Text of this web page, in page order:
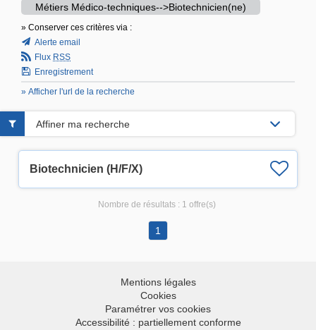
Métiers Médico-techniques-->Biotechnicien(ne)
» Conserver ces critères via :
Alerte email
Flux RSS
Enregistrement
» Afficher l'url de la recherche
Biotechnicien (H/F/X)
Affiner ma recherche
Nombre de résultats : 1 offre(s)
1
Mentions légales
Cookies
Paramétrer vos cookies
Accessibilité : partiellement conforme